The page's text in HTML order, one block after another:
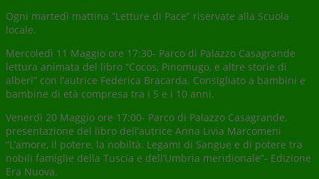
Ogni martedì mattina “Letture di Pace” riservate alla Scuola
locale.
Mercoledì 11 Maggio ore 17:30- Parco di Palazzo Casagrande
lettura animata del libro “Cocos, Pinomugo, e altre storie di
alberi” con l’autrice Federica Bracarda. Consigliato a bambini e
bambine di età compresa tra i 5 e i 10 anni.
Venerdì 20 Maggio ore 17:00- Parco di Palazzo Casagrande,
presentazione del libro dell’autrice Anna Livia Marcomeni
“L’amore, il potere, la nobiltà. Legami di Sangue e di potere tra
nobili famiglie della Tuscia e dell’Umbria meridionale”- Edizione
Era Nuova.